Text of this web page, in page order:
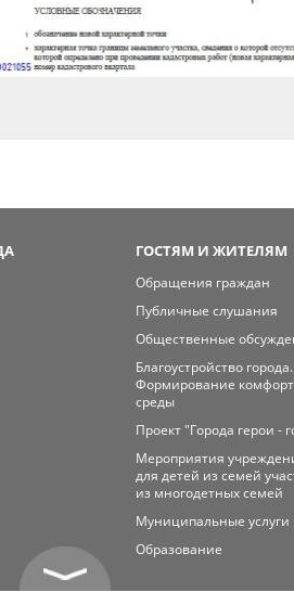
ГОСТЯМ И ЖИТЕЛЯМ
Обращения граждан
Публичные слушания
Общественные
Благоустройство города.
Формирование
среды
Проект "Города герои -
Мероприятия
для детей из семей
из многодетных семей
Муниципальные услуги
Образование